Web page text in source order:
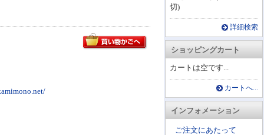
切)
詳細検索
ショッピングカート
カートは空です...
カートへ...
インフォメーション
ご注文にあたって